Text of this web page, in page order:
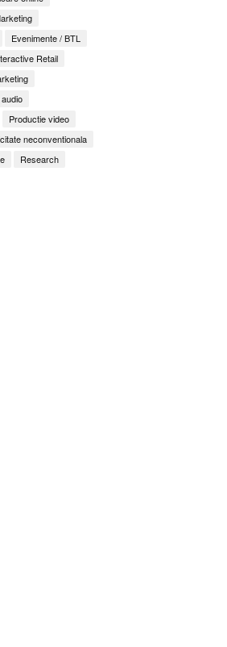
Evenimente / BTL
Retail
Productie video
neconventionala
Research